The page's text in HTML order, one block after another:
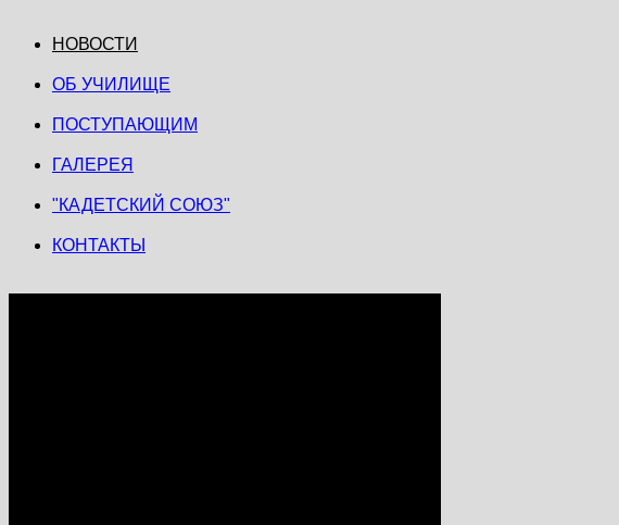
НОВОСТИ
ОБ УЧИЛИЩЕ
ПОСТУПАЮЩИМ
ГАЛЕРЕЯ
"КАДЕТСКИЙ СОЮЗ"
КОНТАКТЫ